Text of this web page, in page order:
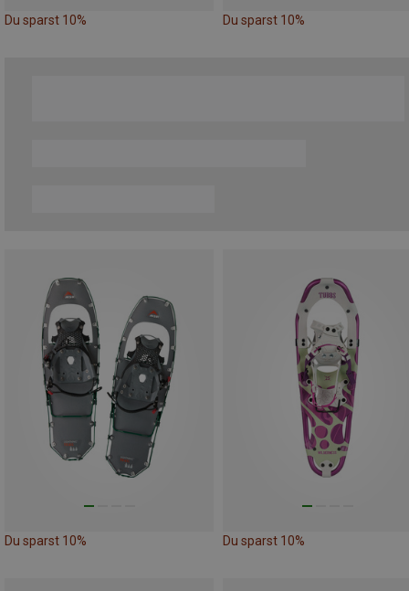
Du sparst 10% Du sparst 10%
Du sparst 10% Du sparst 10%